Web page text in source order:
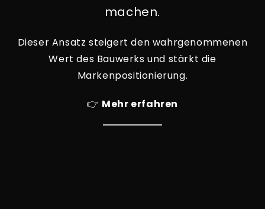
machen.
Dieser Ansatz steigert den wahrgenommenen
Wert des Bauwerks und stärkt die
Markenpositionierung.
👉 Mehr erfahren